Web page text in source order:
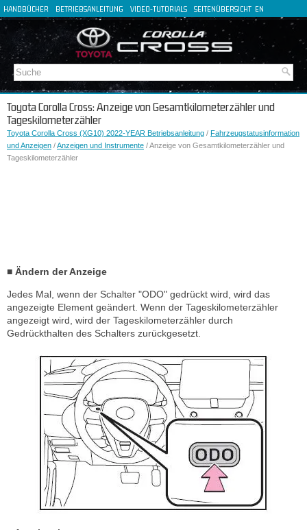
HANDBÜCHER BETRIEBSANLEITUNG VIDEO-TUTORIALS SEITENÜBERSICHT EN
FR
IT
Toyota Corolla Cross: Anzeige von Gesamtkilometerzähler und
Tageskilometerzähler
Toyota Corolla Cross (XG10) 2022-YEAR Betriebsanleitung / Fahrzeugstatusinformation
und Anzeigen /Anzeigen und Instrumente / Anzeige von Gesamtkilometerzähler und
Tageskilometerzähler
■ Ändern der Anzeige
Jedes Mal, wenn der Schalter "ODO" gedrückt wird, wird das
angezeigte Element geändert. Wenn der Tageskilometerzähler
angezeigt wird, wird der Tageskilometerzähler durch
Gedrückthalten des Schalters zurückgesetzt.